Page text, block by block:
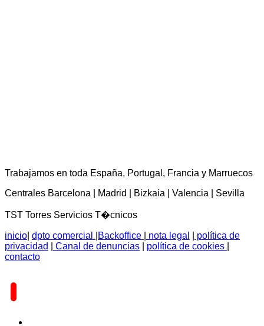
Trabajamos en toda España, Portugal, Francia y Marruecos
Centrales Barcelona | Madrid | Bizkaia | Valencia | Sevilla
TST Torres Servicios T�cnicos
inicio dpto comercial Backoffice nota legal
política de
privacidad
Canal de denuncias política de cookies
contacto